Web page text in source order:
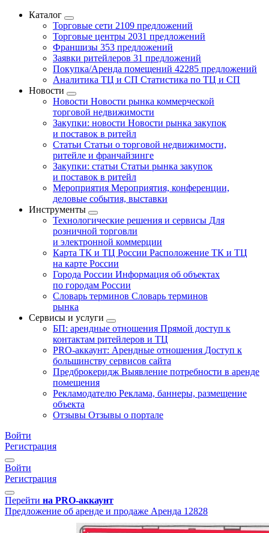
Каталог
Торговые сети 2109 предложений
Торговые центры 2031 предложений
Франшизы 353 предложений
Заявки ритейлеров 31 предложений
Покупка/Аренда помещений 42285 предложений
Аналитика ТЦ и СП Статистика по ТЦ и СП
Новости
Новости Новости рынка коммерческой
торговой недвижимости
Закупки: новости Новости рынка закупок
и поставок в ритейл
Статьи Статьи о торговой недвижимости,
ритейле и франчайзинге
Закупки: статьи Статьи рынка закупок
и поставок в ритейл
Мероприятия Мероприятия, конференции,
деловые события, выставки
Инструменты
Технологические решения и сервисы Для
розничной торговли
и электронной коммерции
Карта ТК и ТЦ России Расположение ТК и ТЦ
на карте России
Города России Информация об объектах
по городам России
Словарь терминов Словарь терминов
рынка
Сервисы и услуги
БП: арендные отношения Прямой доступ к
контактам ритейлеров и ТЦ
PRO-аккаунт: Арендные отношения Доступ к
большинству сервисов сайта
Предброкеридж Выявление потребности в аренде
помещения
Рекламодателю Реклама, баннеры, размещение
объекта
Отзывы Отзывы о портале
Войти
Регистрация
Войти
Регистрация
Перейти на PRO-аккаунт
Предложение об аренде и продаже Аренда 12828